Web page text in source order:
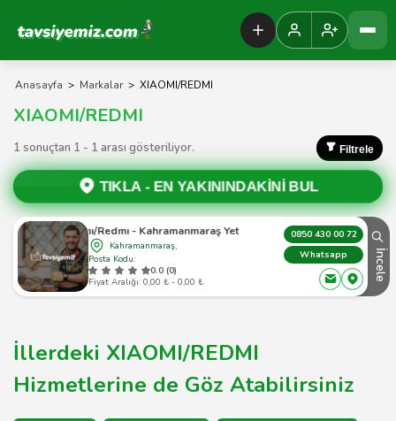
Tavsiyemiz Anasayfa
Anasayfa > Markalar > XIAOMI/REDMI
XIAOMI/REDMI
1 sonuçtan 1 - 1 arası gösteriliyor. Filtrele
TIKLA - EN YAKININDAKİNİ BUL
Xıaomı/Redmı - Kahramanmaraş Yetkili Servis
Kahramanmaraş,
Posta Kodu:
0.0 (0)
Fiyat Aralığı: 0,00 ₺ - 0,00 ₺
0850 430 00 72
Whatsapp
İncele
İllerdeki XIAOMI/REDMI
Hizmetlerine de Göz Atabilirsiniz